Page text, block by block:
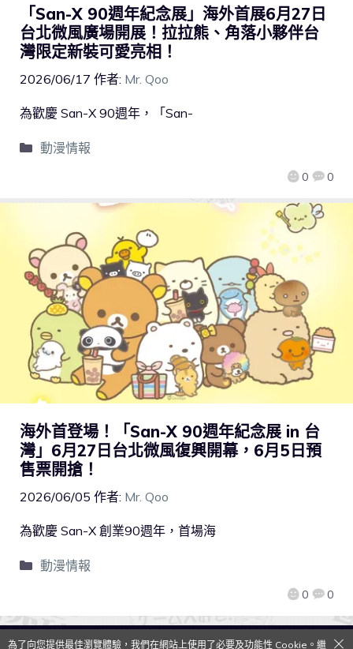
「San-X 90週年紀念展」海外首展6月27日
台北微風廣場開展！拉拉熊、角落小夥伴台
灣限定新裝可愛亮相！
2026/06/17 作者: Mr. Qoo
0 0
為歡慶 San-X 90週年，「San-
動漫情報
海外首登場！「San-X 90週年紀念展 in 台
灣」6月27日台北微風復興開幕，6月5日預
售票開搶！
2026/06/05 作者: Mr. Qoo
0 0
為歡慶 San-X 創業90週年，首場海
動漫情報
為了向您提供最佳瀏覽體驗，我們在網站上使用了必要及功能性 Cookie。繼